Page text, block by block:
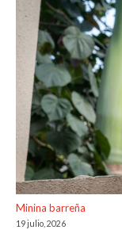
Minina barreña
19 julio, 2026